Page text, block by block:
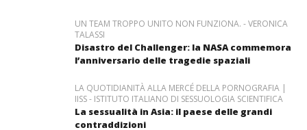
UN TEAM TROPPO UNITO NON FUNZIONA. - VERONICA
TALASSI
Disastro del Challenger: la NASA commemora
l’anniversario delle tragedie spaziali
LA QUOTIDIANITÀ ALLA MERCÉ DELLA PORNOGRAFIA |
IISS - ISTITUTO ITALIANO DI SESSUOLOGIA SCIENTIFICA
La sessualità in Asia: il paese delle grandi
contraddizioni